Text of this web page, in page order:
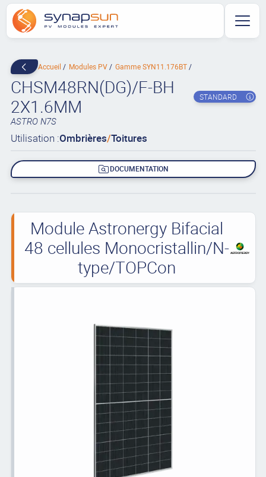
Accueil Modules PV Gamme SYN11.176BT
CHSM48RN(DG)/F-BH
2X1.6MM
STANDARD
ASTRO N7S
Utilisation :Ombrières/Toitures
DOCUMENTATION
Module Astronergy Bifacial
48 cellules Monocristallin/N-
type/TOPCon